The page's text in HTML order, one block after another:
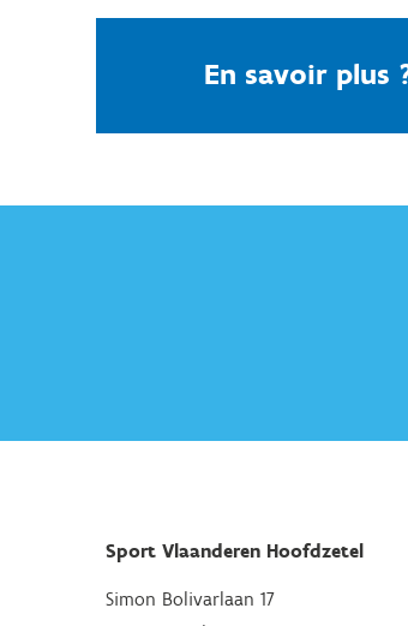
En savoir plus
Sport Vlaanderen Hoofdzetel
Simon Bolivarlaan 17